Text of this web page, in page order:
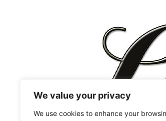
We value your privacy
We use cookies to enhance your